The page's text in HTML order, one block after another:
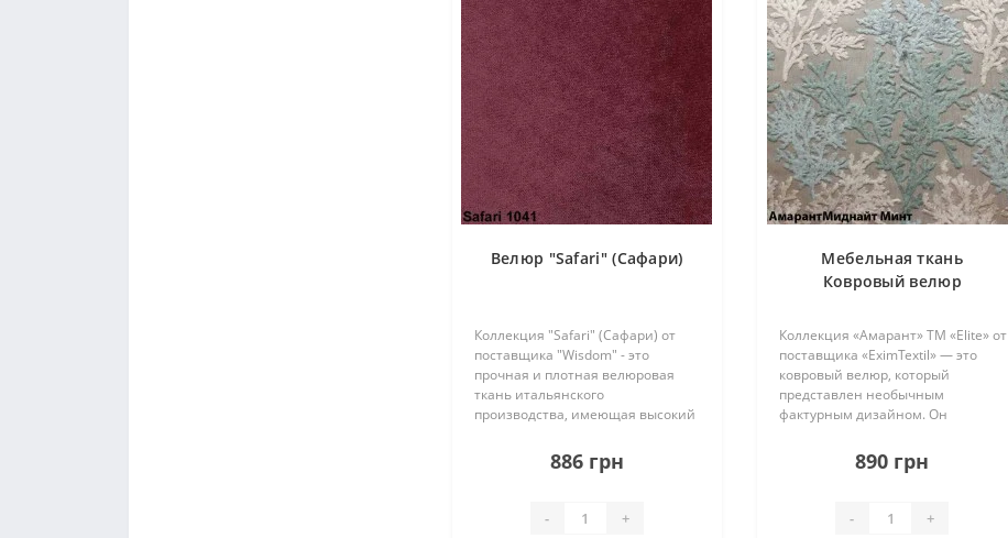
Велюр "Safari" (Сафари)
Коллекция "Safari" (Сафари) от
поставщика "Wisdom" - это
прочная и плотная велюровая
ткань итальянского
производства, имеющая высокий
удивительно нежная и
шелковистая на ощупь.
886 грн
- +
Мебельная ткань
Ковровый велюр
Коллекция «Амарант» ТМ «Elite» от
поставщика «EximTextil» — это
ковровый велюр, который
представлен необычным
фактурным дизайном. Он
появившийся утром на окне
после морозной ночи. На одном
890 грн
- +